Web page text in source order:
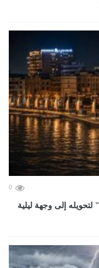
0
إلى وجهة ليلية